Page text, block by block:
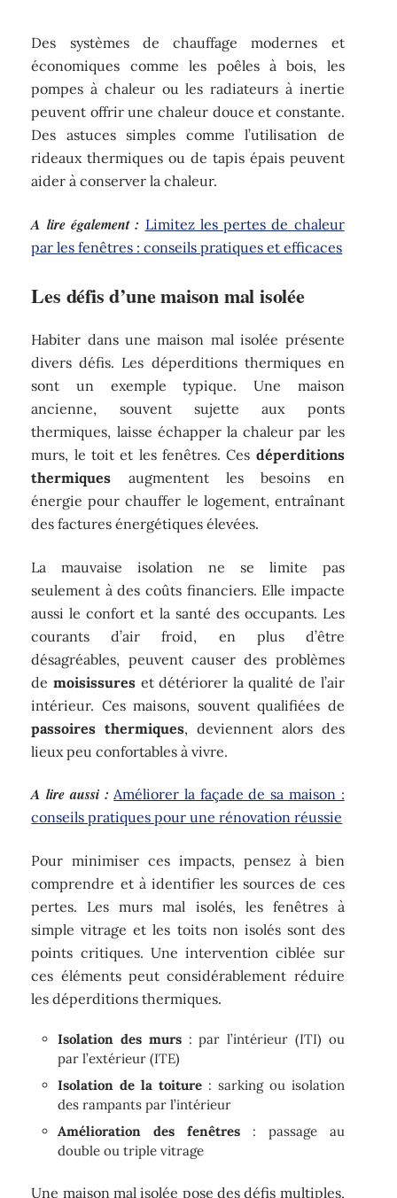
Des systèmes de chauffage modernes et
économiques comme les poêles à bois, les
pompes à chaleur ou les radiateurs à inertie
peuvent offrir une chaleur douce et constante.
Des astuces simples comme l’utilisation de
rideaux thermiques ou de tapis épais peuvent
aider à conserver la chaleur.
A lire également : Limitez les pertes de chaleur
par les fenêtres : conseils pratiques et efficaces
Les défis d’une maison mal isolée
Habiter dans une maison mal isolée présente
divers défis. Les déperditions thermiques en
sont un exemple typique. Une maison
ancienne, souvent sujette aux ponts
thermiques, laisse échapper la chaleur par les
murs, le toit et les fenêtres. Ces déperditions
thermiques augmentent les besoins en
énergie pour chauffer le logement, entraînant
des factures énergétiques élevées.
La mauvaise isolation ne se limite pas
seulement à des coûts financiers. Elle impacte
aussi le confort et la santé des occupants. Les
courants d’air froid, en plus d’être
désagréables, peuvent causer des problèmes
de moisissureset détériorer la qualité de l’air
intérieur. Ces maisons, souvent qualifiées de
passoires thermiques, deviennent alors des
lieux peu confortables à vivre.
A lire aussi : Améliorer la façade de sa maison :
conseils pratiques pour une rénovation réussie
Pour minimiser ces impacts, pensez à bien
comprendre et à identifier les sources de ces
pertes. Les murs mal isolés, les fenêtres à
simple vitrage et les toits non isolés sont des
points critiques. Une intervention ciblée sur
ces éléments peut considérablement réduire
les déperditions thermiques.
Isolation des murs: par l’intérieur (ITI) ou
par l’extérieur (ITE)
Isolation de la toiture : sarking ou isolation
des rampants par l’intérieur
Amélioration des fenêtres : passage au
double ou triple vitrage
Une maison mal isolée pose des défis multiples,